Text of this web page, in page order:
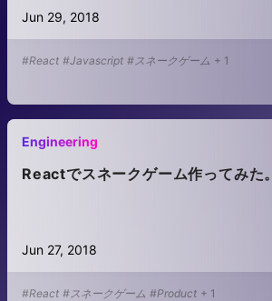
Jun 29, 2018
#React #Javascript #スネークゲーム + 1
Engineering
Reactでスネークゲーム作ってみた。
Jun 27, 2018
#React #スネークゲーム #Product + 1